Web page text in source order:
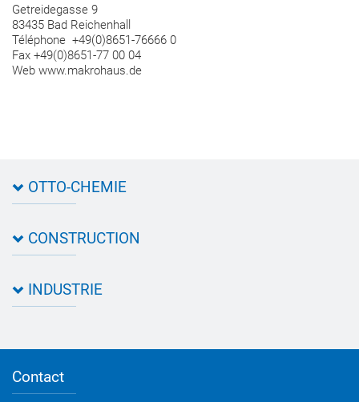
Getreidegasse 9
83435 Bad Reichenhall
Téléphone +49(0)8651-76666 0
Fax +49(0)8651-77 00 04
Web www.makrohaus.de
OTTO-CHEMIE
Comment nous trouver
Qualité
CONSTRUCTION
Assistant d’application
Newsletter construction OTTO
INDUSTRIE
Développement commercial
Newsletter industrie OTTO
Contact